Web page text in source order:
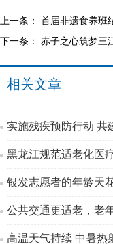
上一条： 首届非遗食养班
下一条： 赤子之心筑梦三
相关文章
实施残疾预防行动 共
黑龙江规范适老化医
银发志愿者的年龄天
公共交通更适老，老
高温天气持续 中暑热